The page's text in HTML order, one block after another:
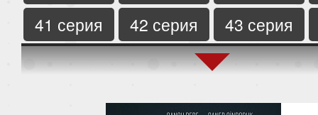
41 серия
42 серия
43 серия
45 серия
46 серия
47 серия
50 серия
51 серия